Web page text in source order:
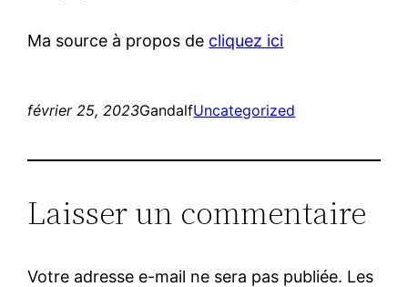
Ma source à propos de cliquez ici
février 25, 2023GandalfUncategorized
Laisser un commentaire
Votre adresse e-mail ne sera pas publiée. Les